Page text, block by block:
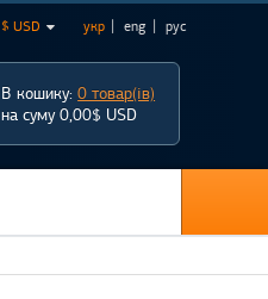
$ USD укр eng рус
В кошику:0 товар(ів)
на суму 0,00$ USD